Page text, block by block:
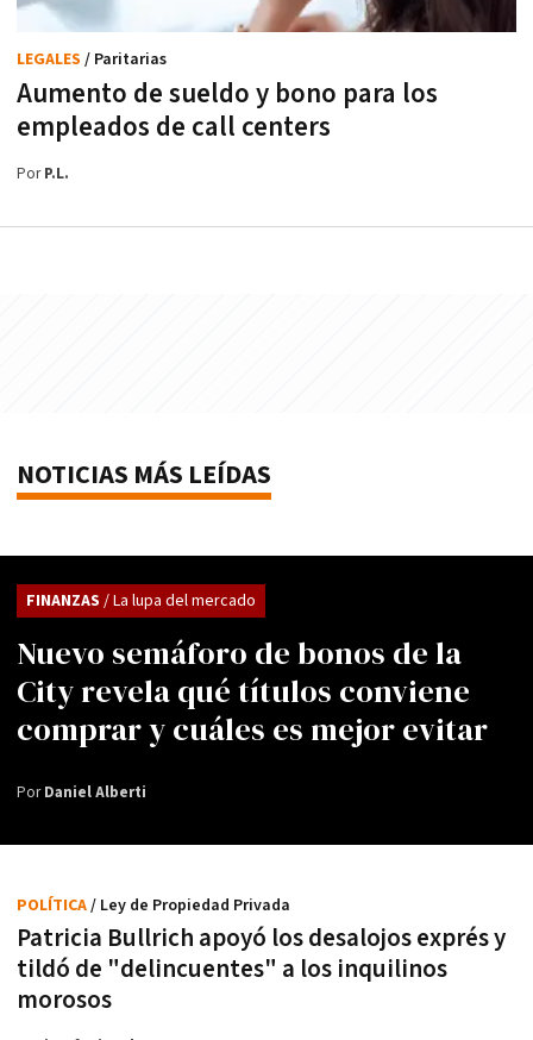
Aumento de sueldo y bono para los
empleados de call centers
LEGALES / Paritarias
PorP.L.
NOTICIAS MÁS LEÍDAS
Nuevo semáforo de bonos de la
City revela qué títulos conviene
comprar y cuáles es mejor evitar
FINANZAS / La lupa del mercado
PorDaniel Alberti
Patricia Bullrich apoyó los desalojos exprés y
tildó de "delincuentes" a los inquilinos
morosos
POLÍTICA/ Ley de Propiedad Privada